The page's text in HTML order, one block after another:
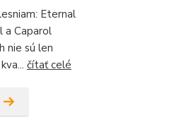
Eternal
a Caparol
nie sú len
čítať celé